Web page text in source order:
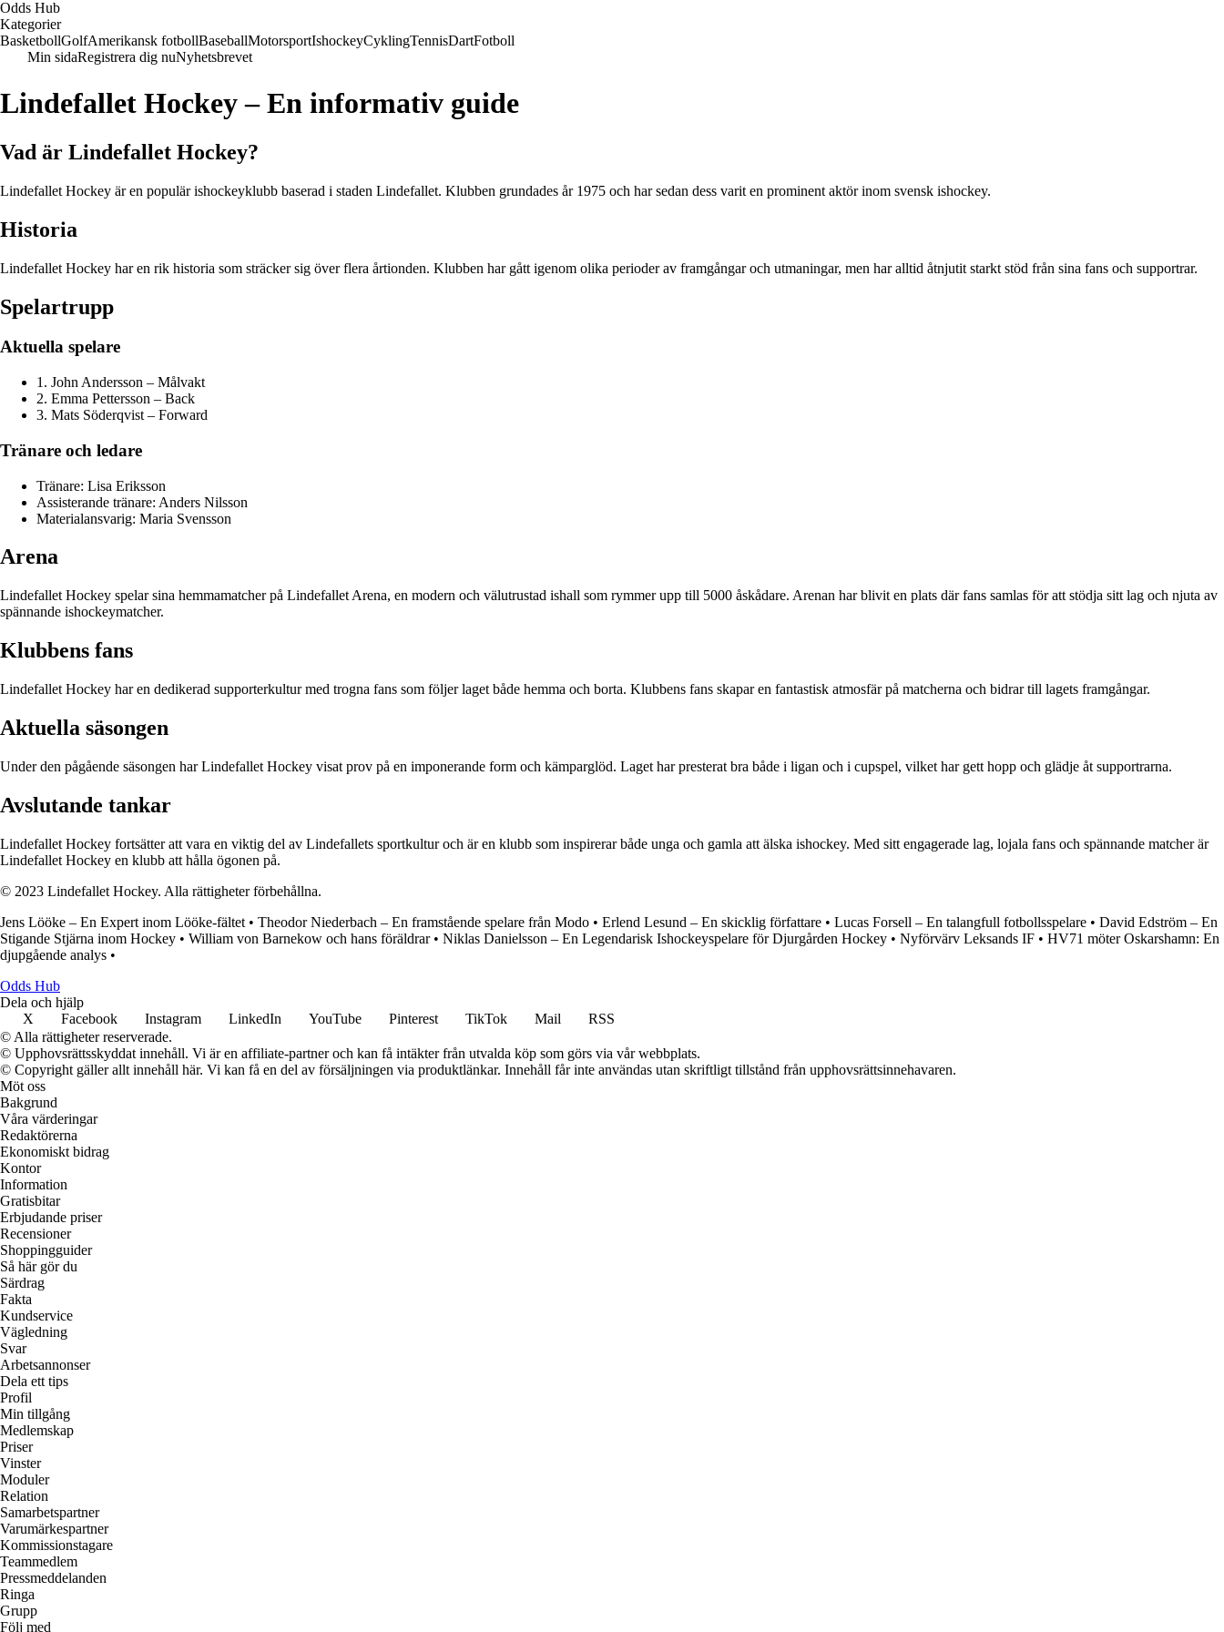
Odds Hub
Kategorier
BasketbollGolfAmerikansk fotbollBaseballMotorsportIshockeyCyklingTennisDartFotboll
Min sidaRegistrera dig nuNyhetsbrevet
Lindefallet Hockey – En informativ guide
Vad är Lindefallet Hockey?
Lindefallet Hockey är en populär ishockeyklubb baserad i staden Lindefallet. Klubben grundades år 1975 och har sedan dess varit en prominent aktör inom svensk ishockey.
Historia
Lindefallet Hockey har en rik historia som sträcker sig över flera årtionden. Klubben har gått igenom olika perioder av framgångar och utmaningar, men har alltid åtnjutit starkt stöd från sina fans och supportrar.
Spelartrupp
Aktuella spelare
1. John Andersson – Målvakt
2. Emma Pettersson – Back
3. Mats Söderqvist – Forward
Tränare och ledare
Tränare: Lisa Eriksson
Assisterande tränare: Anders Nilsson
Materialansvarig: Maria Svensson
Arena
Lindefallet Hockey spelar sina hemmamatcher på Lindefallet Arena, en modern och välutrustad ishall som rymmer upp till 5000 åskådare. Arenan har blivit en plats där fans samlas för att stödja sitt lag och njuta av
spännande ishockeymatcher.
Klubbens fans
Lindefallet Hockey har en dedikerad supporterkultur med trogna fans som följer laget både hemma och borta. Klubbens fans skapar en fantastisk atmosfär på matcherna och bidrar till lagets framgångar.
Aktuella säsongen
Under den pågående säsongen har Lindefallet Hockey visat prov på en imponerande form och kämparglöd. Laget har presterat bra både i ligan och i cupspel, vilket har gett hopp och glädje åt supportrarna.
Avslutande tankar
Lindefallet Hockey fortsätter att vara en viktig del av Lindefallets sportkultur och är en klubb som inspirerar både unga och gamla att älska ishockey. Med sitt engagerade lag, lojala fans och spännande matcher är
Lindefallet Hockey en klubb att hålla ögonen på.
© 2023 Lindefallet Hockey. Alla rättigheter förbehållna.
Jens Lööke – En Expert inom Lööke-fältet • Theodor Niederbach – En framstående spelare från Modo • Erlend Lesund – En skicklig författare • Lucas Forsell – En talangfull fotbollsspelare • David Edström – En
Stigande Stjärna inom Hockey • William von Barnekow och hans föräldrar• Niklas Danielsson – En Legendarisk Ishockeyspelare för Djurgården Hockey • Nyförvärv Leksands IF • HV71 möter Oskarshamn: En
djupgående analys •
Odds Hub
Dela och hjälp
X
Facebook Instagram LinkedIn YouTube Pinterest TikTok Mail
RSS
© Alla rättigheter reserverade.
© Upphovsrättsskyddat innehåll. Vi är en affiliate-partner och kan få intäkter från utvalda köp som görs via vår webbplats.
© Copyright gäller allt innehåll här. Vi kan få en del av försäljningen via produktlänkar. Innehåll får inte användas utan skriftligt tillstånd från upphovsrättsinnehavaren.
Möt oss
Bakgrund
Våra värderingar
Redaktörerna
Ekonomiskt bidrag
Kontor
Information
Gratisbitar
Erbjudande priser
Recensioner
Shoppingguider
Så här gör du
Särdrag
Fakta
Kundservice
Vägledning
Svar
Arbetsannonser
Dela ett tips
Profil
Min tillgång
Medlemskap
Priser
Vinster
Moduler
Relation
Samarbetspartner
Varumärkespartner
Kommissionstagare
Teammedlem
Pressmeddelanden
Ringa
Grupp
Följ med